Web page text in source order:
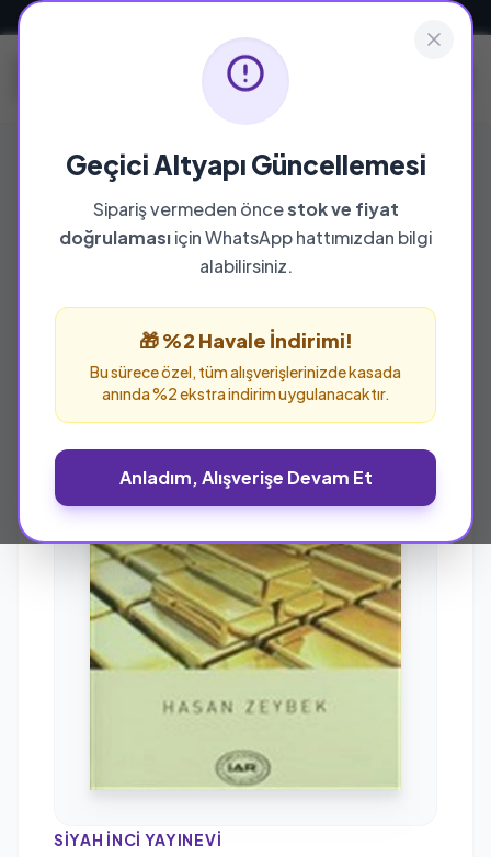
Geçici Altyapı Güncellemesi
Sipariş vermeden öncestok ve fiyat
doğrulamasıiçin WhatsApp hattımızdan bilgi
alabilirsiniz.
🎁 %2 Havale İndirimi!
Bu sürece özel, tüm alışverişlerinizde kasada
anında %2 ekstra indirim uygulanacaktır.
Anladım, Alışverişe Devam Et
SIYAH İNCI YAYINEVI